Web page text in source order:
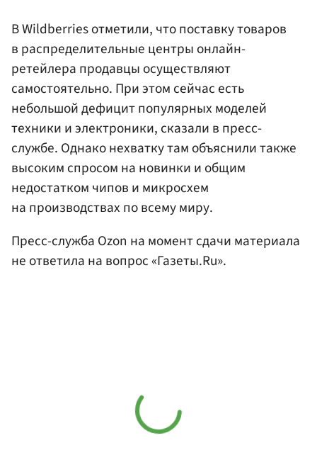
В Wildberries отметили, что поставку товаров
в распределительные центры онлайн-
ретейлера продавцы осуществляют
самостоятельно. При этом сейчас есть
небольшой дефицит популярных моделей
техники и электроники, сказали в пресс-
службе. Однако нехватку там объяснили также
высоким спросом на новинки и общим
недостатком чипов и микросхем
на производствах по всему миру.
Пресс-служба Ozon на момент сдачи материала
не ответила на вопрос «Газеты.Ru».